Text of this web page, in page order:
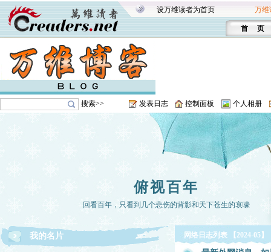
设万维读者为首页 万维
首 页
搜索>> 发表日志 控制面板 个人相册
俯视百年
回看百年，只看到几个悲伤的背影和天下苍生的哀嚎
我的名片 网络日志列表 【2024-05】